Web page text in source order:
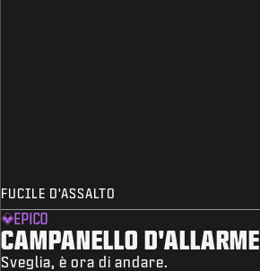
FUCILE D'ASSALTO
EPICO
CAMPANELLO D'ALLARME
Sveglia, è ora di andare.